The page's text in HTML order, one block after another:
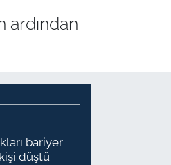
ardından
bariyer
düştü